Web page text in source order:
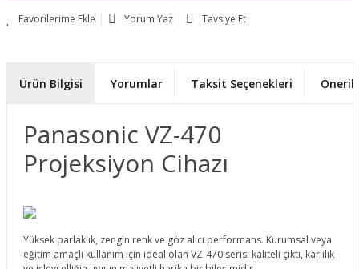
Yorum Yaz Tavsiye Et
Ürün Bilgisi Yorumlar Taksit Seçenekleri
Panasonic VZ-470
Projeksiyon Cihazı
Yüksek parlaklık, zengin renk ve göz alıcı performans. Kurumsal veya
eğitim amaçlı kullanım için ideal olan VZ-470 serisi kaliteli çıktı, karlılık